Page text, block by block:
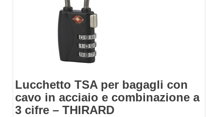
Lucchetto TSA per bagagli con
cavo in acciaio e combinazione a
3 cifre – THIRARD